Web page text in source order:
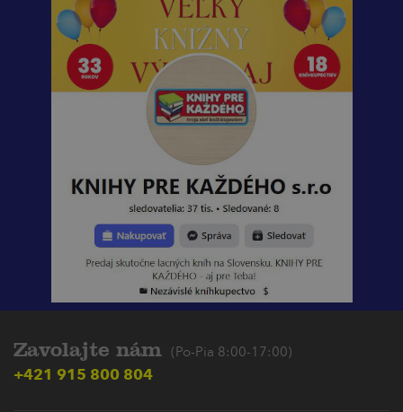
Zavolajte nám (Po-Pia 8:00-17:00)
+421 915 800 804